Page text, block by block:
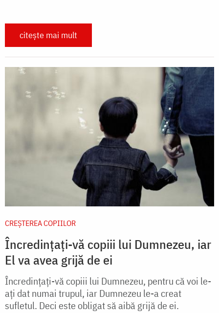
citește mai mult
CREŞTEREA COPIILOR
Încredințați-vă copiii lui Dumnezeu, iar
El va avea grijă de ei
Încredințați-vă copiii lui Dumnezeu, pentru că voi le-
ați dat numai trupul, iar Dumnezeu le-a creat
sufletul. Deci este obligat să aibă grijă de ei.